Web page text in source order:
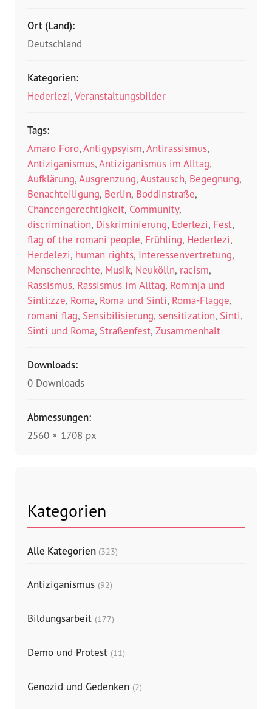
Kategorien
Alle Kategorien (323)
Antiziganismus (92)
Bildungsarbeit (177)
Demo und Protest (11)
Genozid und Gedenken (2)
Ort (Land):
Deutschland
Kategorien:
Hederlezi,Veranstaltungsbilder
Tags:
Amaro Foro,Antigypsyism,Antirassismus,
Antiziganismus,Antiziganismus im Alltag,
Aufklärung,Ausgrenzung,Austausch, Begegnung,
Benachteiligung, Berlin, Boddinstraße,
Chancengerechtigkeit, Community,
discrimination, Diskriminierung, Ederlezi, Fest,
flag of the romani people, Frühling, Hederlezi,
Herdelezi, human rights, Interessenvertretung,
Menschenrechte, Musik, Neukölln, racism,
Rassismus, Rassismus im Alltag, Rom:nja und
Sinti:zze, Roma, Roma und Sinti, Roma-Flagge,
romani flag, Sensibilisierung, sensitization, Sinti,
Sinti und Roma, Straßenfest, Zusammenhalt
Downloads:
0 Downloads
Abmessungen:
2560 × 1708 px